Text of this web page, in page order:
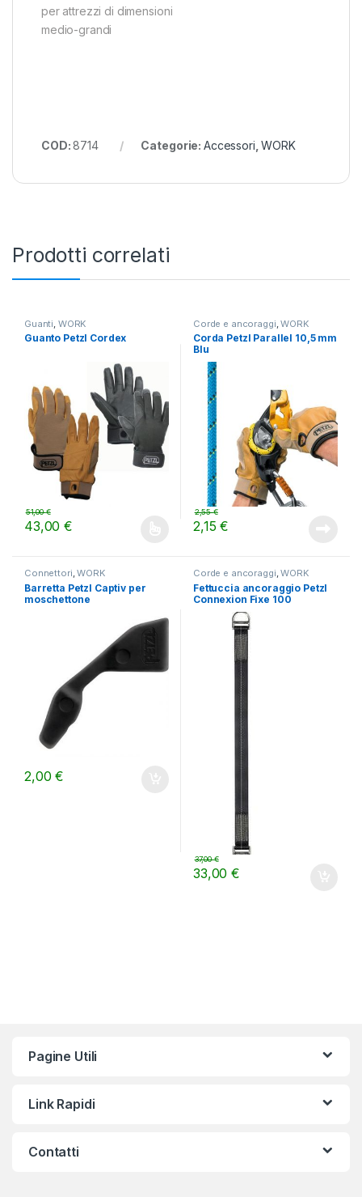
per attrezzi di dimensioni
medio-grandi
COD:8714 Categorie: Accessori ,WORK
Prodotti correlati
Guanti WORK
Guanto Petzl Cordex
43,00€
51,00€
Questo prodotto ha più varianti. Le opzioni possono essere
Corde e ancoraggi ,WORK
Corda Petzl Parallel 10,5 mm
Blu
2,15€
2,55€
Connettori,WORK
Barretta Petzl Captiv per
moschettone
2,00€
Corde e ancoraggi,WORK
Fettuccia ancoraggio Petzl
Connexion Fixe 100
33,00€
37,00€
Pagine Utili
Link Rapidi
Contatti